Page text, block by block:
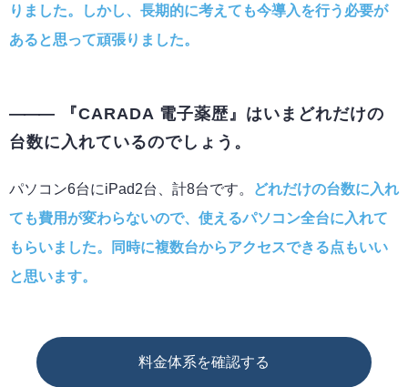
りました。しかし、長期的に考えても今導入を行う必要が
あると思って頑張りました。
『CARADA 電子薬歴』はいまどれだけの
台数に入れているのでしょう。
パソコン6台にiPad2台、計8台です。
どれだけの台数に入れ
ても費用が変わらないので、使えるパソコン全台に入れて
もらいました。同時に複数台からアクセスできる点もいい
と思います。
料金体系を確認する